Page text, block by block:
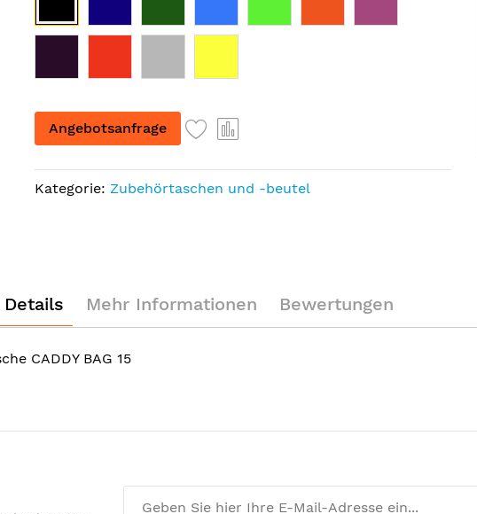
Angebotsanfrage
Kategorie: Zubehörtaschen und -beutel
Details
CADDY BAG 15
Mehr Informationen Bewertungen